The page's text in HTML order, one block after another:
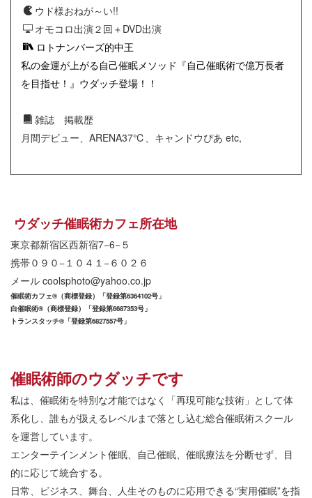
ウド様おねが～い!!
オモコロ出演２回＋DVD出演
ロトナンバーズ的中王
私の金運が上がる自己催眠メソッド『自己催眠術で億万長者
を目指せ！』ウダッチ登場！！
雑誌 掲載歴
月間デビュー、ARENA37℃、キャンドウぴあ etc,
ウダッチ催眠術カフェ所在地
東京都新宿区西新宿7−6−５
携帯０９０−１０４１−６０２６
メール coolsphoto@yahoo.co.jp
催眠術カフェ®︎（商標登録）「登録第6364102号」
白催眠術®︎（商標登録）「登録第6687353号」
トランスタッチ®︎「登録第6827557号」
催眠術師のウダッチです
私は、催眠術を特別な才能ではなく「再現可能な技術」として体
系化し、誰もが扱えるレベルまで落とし込む総合催眠術スクール
を運営しています。
エンターテインメント催眠、自己催眠、催眠療法を分断せず、目
的に応じて統合する。
日常、ビジネス、舞台、人生そのものに応用できる“実用催眠”を指